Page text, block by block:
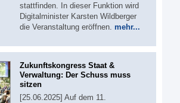
stattfinden. In dieser Funktion wird
Digitalminister Karsten Wildberger
die Veranstaltung eröffnen. mehr...
Zukunftskongress Staat &
Verwaltung: Der Schuss muss
sitzen
[25.06.2025] Auf dem 11.